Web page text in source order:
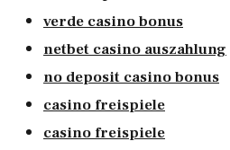
verde casino bonus
netbet casino auszahlung
no deposit casino bonus
casino freispiele
casino freispiele